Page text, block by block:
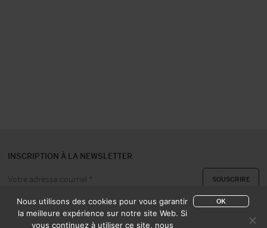
INSCRIPTION À LA NEWSLETTER
Nous utilisons des cookies pour vous garantir
la meilleure expérience sur notre site Web. Si
vous continuez à utiliser ce site, nous
OK